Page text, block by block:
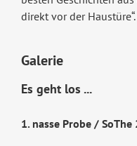
direkt vor der Haustüre“.
Galerie
Es geht los ...
1.⁠ ⁠nasse Probe /